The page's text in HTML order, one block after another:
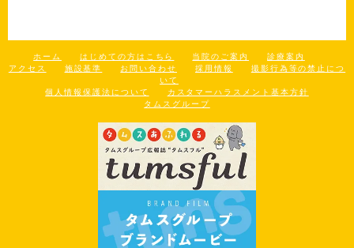
ホーム はじめての方はこちら 当院のご案内
診療案内
アクセス
施設基準 お問い合わせ 採用情報
撮影行為等の禁止につ
いて
個人情報保護法について
カスタマーハラスメント基本方針
タムスグループ